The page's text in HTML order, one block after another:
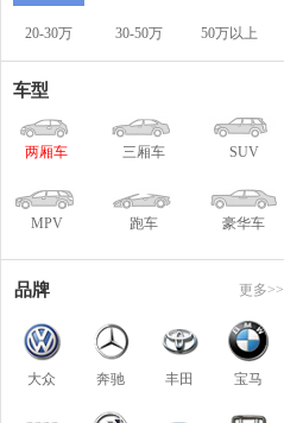
20-30万 30-50万 50万以上
车型
两厢车 三厢车 SUV
MPV 跑车 豪华车
品牌 更多>>
大众 奔驰 丰田 宝马